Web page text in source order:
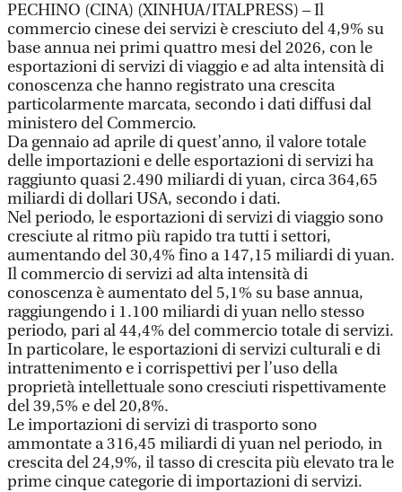
PECHINO (CINA) (XINHUA/ITALPRESS) – Il
commercio cinese dei servizi è cresciuto del 4,9% su
base annua nei primi quattro mesi del 2026, con le
esportazioni di servizi di viaggio e ad alta intensità di
conoscenza che hanno registrato una crescita
particolarmente marcata, secondo i dati diffusi dal
ministero del Commercio.
Da gennaio ad aprile di quest’anno, il valore totale
delle importazioni e delle esportazioni di servizi ha
raggiunto quasi 2.490 miliardi di yuan, circa 364,65
miliardi di dollari USA, secondo i dati.
Nel periodo, le esportazioni di servizi di viaggio sono
cresciute al ritmo più rapido tra tutti i settori,
aumentando del 30,4% fino a 147,15 miliardi di yuan.
Il commercio di servizi ad alta intensità di
conoscenza è aumentato del 5,1% su base annua,
raggiungendo i 1.100 miliardi di yuan nello stesso
periodo, pari al 44,4% del commercio totale di servizi.
In particolare, le esportazioni di servizi culturali e di
intrattenimento e i corrispettivi per l’uso della
proprietà intellettuale sono cresciuti rispettivamente
del 39,5% e del 20,8%.
Le importazioni di servizi di trasporto sono
ammontate a 316,45 miliardi di yuan nel periodo, in
crescita del 24,9%, il tasso di crescita più elevato tra le
prime cinque categorie di importazioni di servizi.